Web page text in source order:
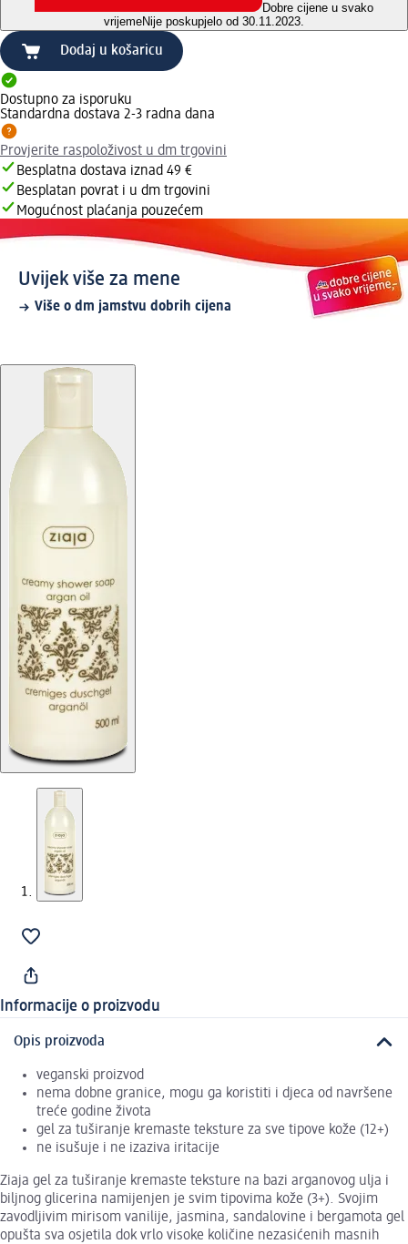
Dobre cijene u svako
vrijemeNije poskupjelo od 30.11.2023.
Dodaj u košaricu
Dostupno za isporuku
Standardna dostava 2-3 radna dana
Provjerite raspoloživost u dm trgovini
Besplatna dostava iznad 49 €
Besplatan povrat i u dm trgovini
Mogućnost plaćanja pouzećem
Uvijek više za mene
Više o dm jamstvu dobrih cijena
Informacije o proizvodu
Opis proizvoda
veganski proizvod
nema dobne granice, mogu ga koristiti i djeca od navršene
treće godine života
gel za tuširanje kremaste teksture za sve tipove kože (12+)
ne isušuje i ne izaziva iritacije
Ziaja gel za tuširanje kremaste teksture na bazi arganovog ulja i
biljnog glicerina namijenjen je svim tipovima kože (3+). Svojim
zavodljivim mirisom vanilije, jasmina, sandalovine i bergamota gel
opušta sva osjetila dok vrlo visoke količine nezasićenih masnih